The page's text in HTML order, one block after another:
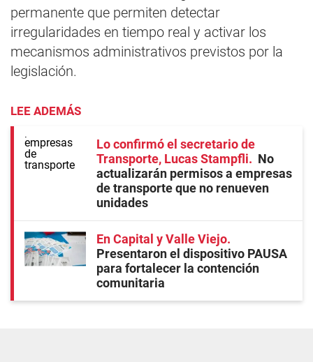
permanente que permiten detectar
irregularidades en tiempo real y activar los
mecanismos administrativos previstos por la
legislación.
LEE ADEMÁS
Lo confirmó el secretario de
Transporte, Lucas Stampfli
No
actualizarán permisos a empresas
de transporte que no renueven
unidades
En Capital y Valle Viejo
Presentaron el dispositivo PAUSA
para fortalecer la contención
comunitaria